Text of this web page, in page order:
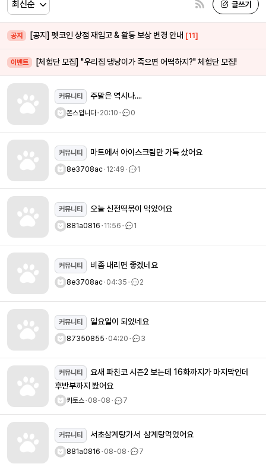
공지 [공지] 펫코인 상점 재입고 & 활동 보상 변경 안내 [11]
이벤트 [체험단 모집] "우리집 댕냥이가 죽으면 어떡하지?" 체험단 모집!
커뮤니티 주말은 역시나....
쫀스입니다ㆍ20:10ㆍ 0
커뮤니티 마트에서 아이스크림만 가득 샀어요
8e3708acㆍ12:49ㆍ 1
커뮤니티 오늘 신전떡볶이 먹었어요
881a0816ㆍ11:56ㆍ 1
커뮤니티 비좀 내리면 좋겠네요
8e3708acㆍ04:35ㆍ 2
커뮤니티 일요일이 되었네요
87350855ㆍ04:20ㆍ 3
커뮤니티
후반부까지 봤어요
카토스ㆍ08-08ㆍ 7
커뮤니티 서초삼계탕가서 삼계탕먹었어요
881a0816ㆍ08-08ㆍ 7